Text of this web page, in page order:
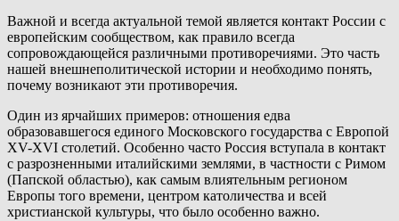
Важной и всегда актуальной темой является контакт России с
европейским сообществом, как правило всегда
сопровождающейся различными противоречиями. Это часть
нашей внешнеполитической истории и необходимо понять,
почему возникают эти противоречия.
Один из ярчайших примеров: отношения едва
образовавшегося единого Московского государства с Европой
XV-XVI столетий. Особенно часто Россия вступала в контакт
с разрозненными италийскими землями, в частности с Римом
(Папской областью), как самым влиятельным регионом
Европы того времени, центром католичества и всей
христианской культуры, что было особенно важно.